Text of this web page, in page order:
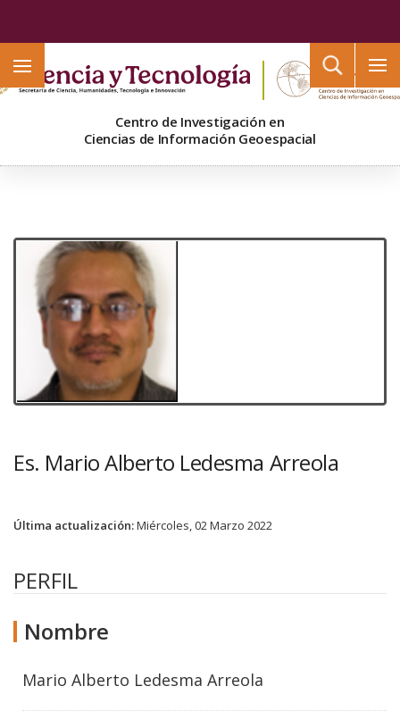
Centro de Investigación en
Ciencias de Información Geoespacial
Es. Mario Alberto Ledesma Arreola
Última actualización:Miércoles, 02 Marzo 2022
PERFIL
Nombre
Mario Alberto Ledesma Arreola